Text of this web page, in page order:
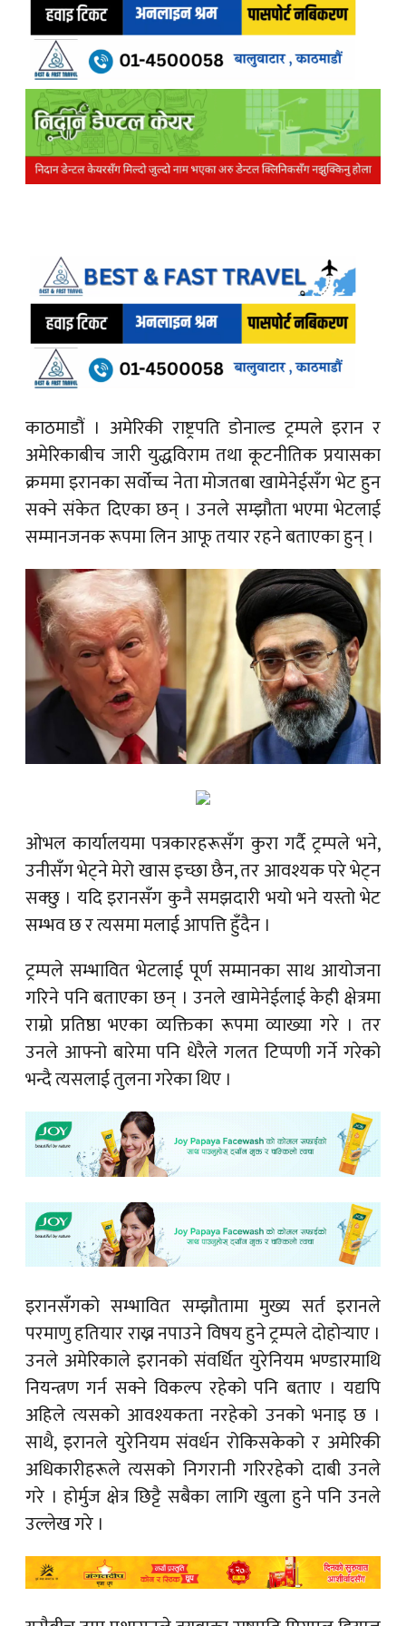
काठमाडौं । अमेरिकी राष्ट्रपति डोनाल्ड ट्रम्पले इरान र
अमेरिकाबीच जारी युद्धविराम तथा कूटनीतिक प्रयासका
क्रममा इरानका सर्वोच्च नेता मोजतबा खामेनेईसँग भेट हुन
सक्ने संकेत दिएका छन् । उनले सम्झौता भएमा भेटलाई
सम्मानजनक रूपमा लिन आफू तयार रहने बताएका हुन् ।
ओभल कार्यालयमा पत्रकारहरूसँग कुरा गर्दै ट्रम्पले भने,
उनीसँग भेट्ने मेरो खास इच्छा छैन, तर आवश्यक परे भेट्न
सक्छु । यदि इरानसँग कुनै समझदारी भयो भने यस्तो भेट
सम्भव छ र त्यसमा मलाई आपत्ति हुँदैन ।
ट्रम्पले सम्भावित भेटलाई पूर्ण सम्मानका साथ आयोजना
गरिने पनि बताएका छन् । उनले खामेनेईलाई केही क्षेत्रमा
राम्रो प्रतिष्ठा भएका व्यक्तिका रूपमा व्याख्या गरे । तर
उनले आफ्नो बारेमा पनि धेरैले गलत टिप्पणी गर्ने गरेको
भन्दै त्यसलाई तुलना गरेका थिए ।
इरानसँगको सम्भावित सम्झौतामा मुख्य सर्त इरानले
परमाणु हतियार राख्न नपाउने विषय हुने ट्रम्पले दोहोर्‍याए ।
उनले अमेरिकाले इरानको संवर्धित युरेनियम भण्डारमाथि
नियन्त्रण गर्न सक्ने विकल्प रहेको पनि बताए । यद्यपि
अहिले त्यसको आवश्यकता नरहेको उनको भनाइ छ ।
साथै, इरानले युरेनियम संवर्धन रोकिसकेको र अमेरिकी
अधिकारीहरूले त्यसको निगरानी गरिरहेको दाबी उनले
गरे । होर्मुज क्षेत्र छिट्टै सबैका लागि खुला हुने पनि उनले
उल्लेख गरे ।